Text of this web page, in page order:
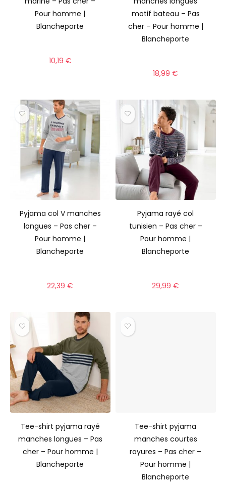
Pour homme |
Blancheporte
10,19 €
motif bateau – Pas
cher – Pour homme |
Blancheporte
18,99€
Pyjama col V manches
longues – Pas cher –
Pour homme |
Blancheporte
22,39€
Pyjama rayé col
tunisien – Pas cher –
Pour homme |
Blancheporte
29,99€
Tee-shirt pyjama rayé
manches longues – Pas
cher – Pour homme |
Blancheporte
Tee-shirt pyjama
manches courtes
rayures – Pas cher –
Pour homme |
Blancheporte